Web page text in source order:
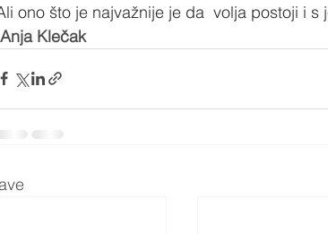
ono što je najvažnije je da  volja postoji i
Anja Klečak